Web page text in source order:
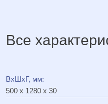
Все
ВхШхГ, мм:
500 x 1280 x 30